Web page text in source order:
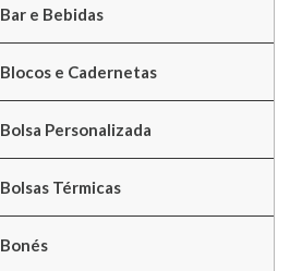
Bar e Bebidas
Blocos e Cadernetas
Bolsa Personalizada
Bolsas Térmicas
Bonés